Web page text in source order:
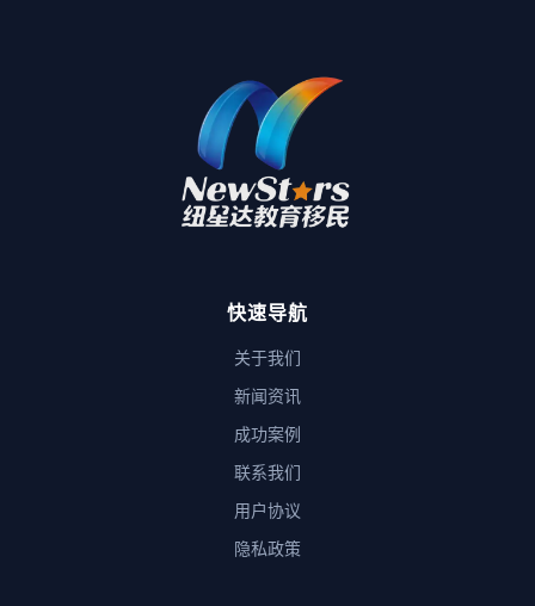
快速导航
关于我们
新闻资讯
成功案例
联系我们
用户协议
隐私政策